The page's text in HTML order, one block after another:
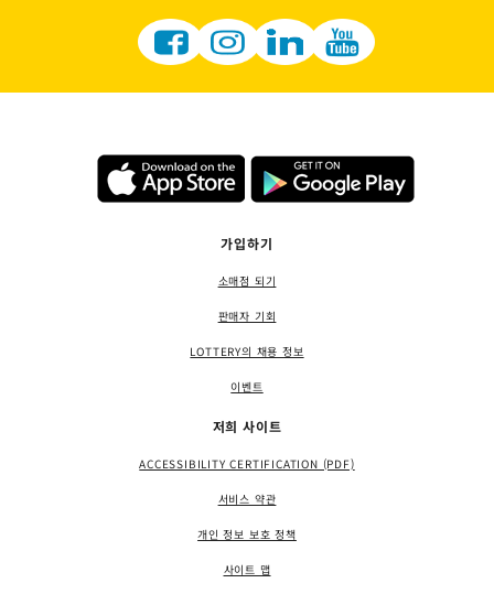
가입하기
소매점 되기
판매자 기회
LOTTERY의 채용 정보
이벤트
저희 사이트
ACCESSIBILITY CERTIFICATION (PDF)
서비스 약관
개인 정보 보호 정책
사이트 맵